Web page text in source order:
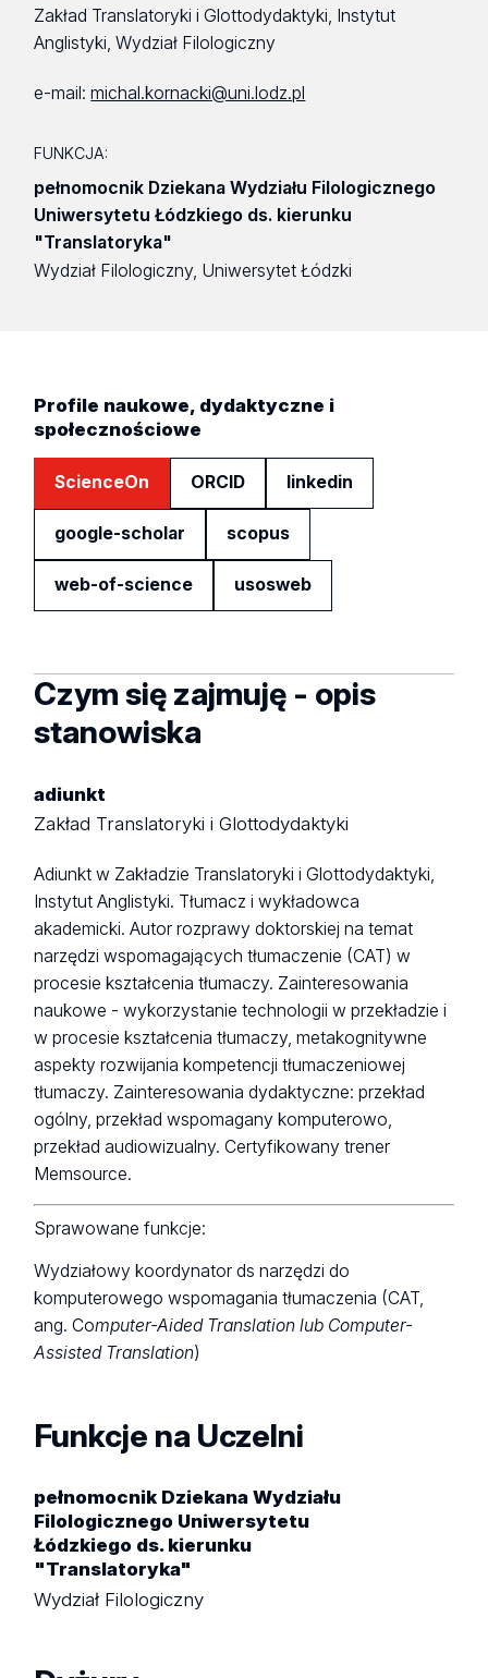
Zakład Translatoryki i Glottodydaktyki, Instytut
Anglistyki, Wydział Filologiczny
e-mail:michal.kornacki@uni.lodz.pl
FUNKCJA:
pełnomocnik Dziekana Wydziału Filologicznego
Uniwersytetu Łódzkiego ds. kierunku
"Translatoryka"
Wydział Filologiczny, Uniwersytet Łódzki
Profile naukowe, dydaktyczne i
społecznościowe
ScienceOn ORCID linkedin
google-scholar scopus
web-of-science usosweb
Czym się zajmuję - opis
stanowiska
adiunkt
Zakład Translatoryki i Glottodydaktyki
Adiunkt w Zakładzie Translatoryki i Glottodydaktyki,
Instytut Anglistyki. Tłumacz i wykładowca
akademicki. Autor rozprawy doktorskiej na temat
narzędzi wspomagających tłumaczenie (CAT) w
procesie kształcenia tłumaczy. Zainteresowania
naukowe - wykorzystanie technologii w przekładzie i
w procesie kształcenia tłumaczy, metakognitywne
aspekty rozwijania kompetencji tłumaczeniowej
tłumaczy. Zainteresowania dydaktyczne: przekład
ogólny, przekład wspomagany komputerowo,
przekład audiowizualny. Certyfikowany trener
Memsource.
Sprawowane funkcje:
Wydziałowy koordynator ds narzędzi do
komputerowego wspomagania tłumaczenia (CAT,
ang. Computer-Aided Translation lub Computer-
Assisted Translation)
Funkcje na Uczelni
pełnomocnik Dziekana Wydziału
Filologicznego Uniwersytetu
Łódzkiego ds. kierunku
"Translatoryka"
Wydział Filologiczny